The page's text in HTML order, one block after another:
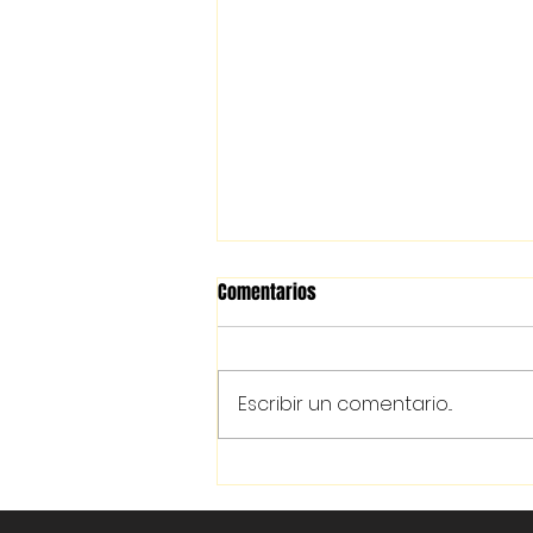
Plaza de toros “La Luz” celebra
su 65 Aniversario conun
Comentarios
Escribir un comentario...